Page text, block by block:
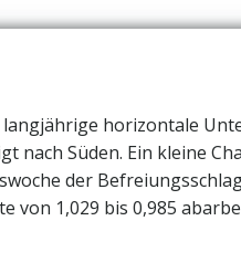
horizontale
nach Süden. Ein kleine
der
von 1,029 bis 0,985